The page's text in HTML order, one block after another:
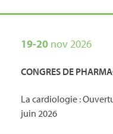
19-20 nov 2026
CONGRES DE
La cardiologie :
juin 2026